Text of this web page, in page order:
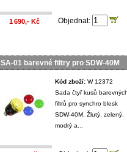
1 690,- Kč Objednat:
SA-01 barevné filtry pro SDW-40M
Kód zboží: W 12372
Sada čtyř kusů
filtrů pro synchro blesk
SDW-40M. Žlutý, zelený,
modrý a...